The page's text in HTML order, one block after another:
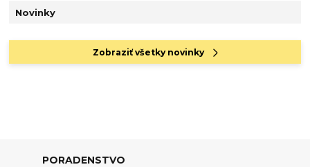
Novinky
Zobraziť všetky novinky
PORADENSTVO